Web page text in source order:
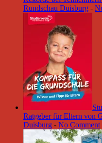
Rundschau Duisburg -
Ratgeber für Eltern von
Duisburg - No Comment